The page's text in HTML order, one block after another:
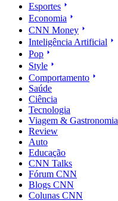
Esportes
Economia
CNN Money
Inteligência Artificial
Pop
Style
Comportamento
Saúde
Ciência
Tecnologia
Viagem & Gastronomia
Review
Auto
Educação
CNN Talks
Fórum CNN
Blogs CNN
Colunas CNN